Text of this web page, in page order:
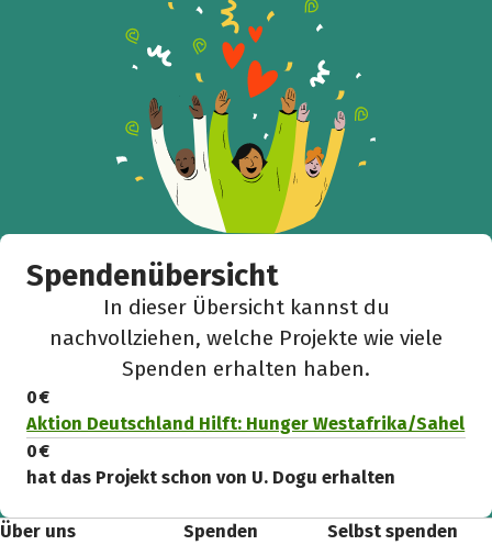
Spendenübersicht
In dieser Übersicht kannst du
nachvollziehen, welche Projekte wie viele
Spenden erhalten haben.
0 €
Aktion Deutschland Hilft: Hunger Westafrika/Sahel
0 €
hat das Projekt schon von U. Dogu erhalten
Über uns
Spenden
Selbst spenden